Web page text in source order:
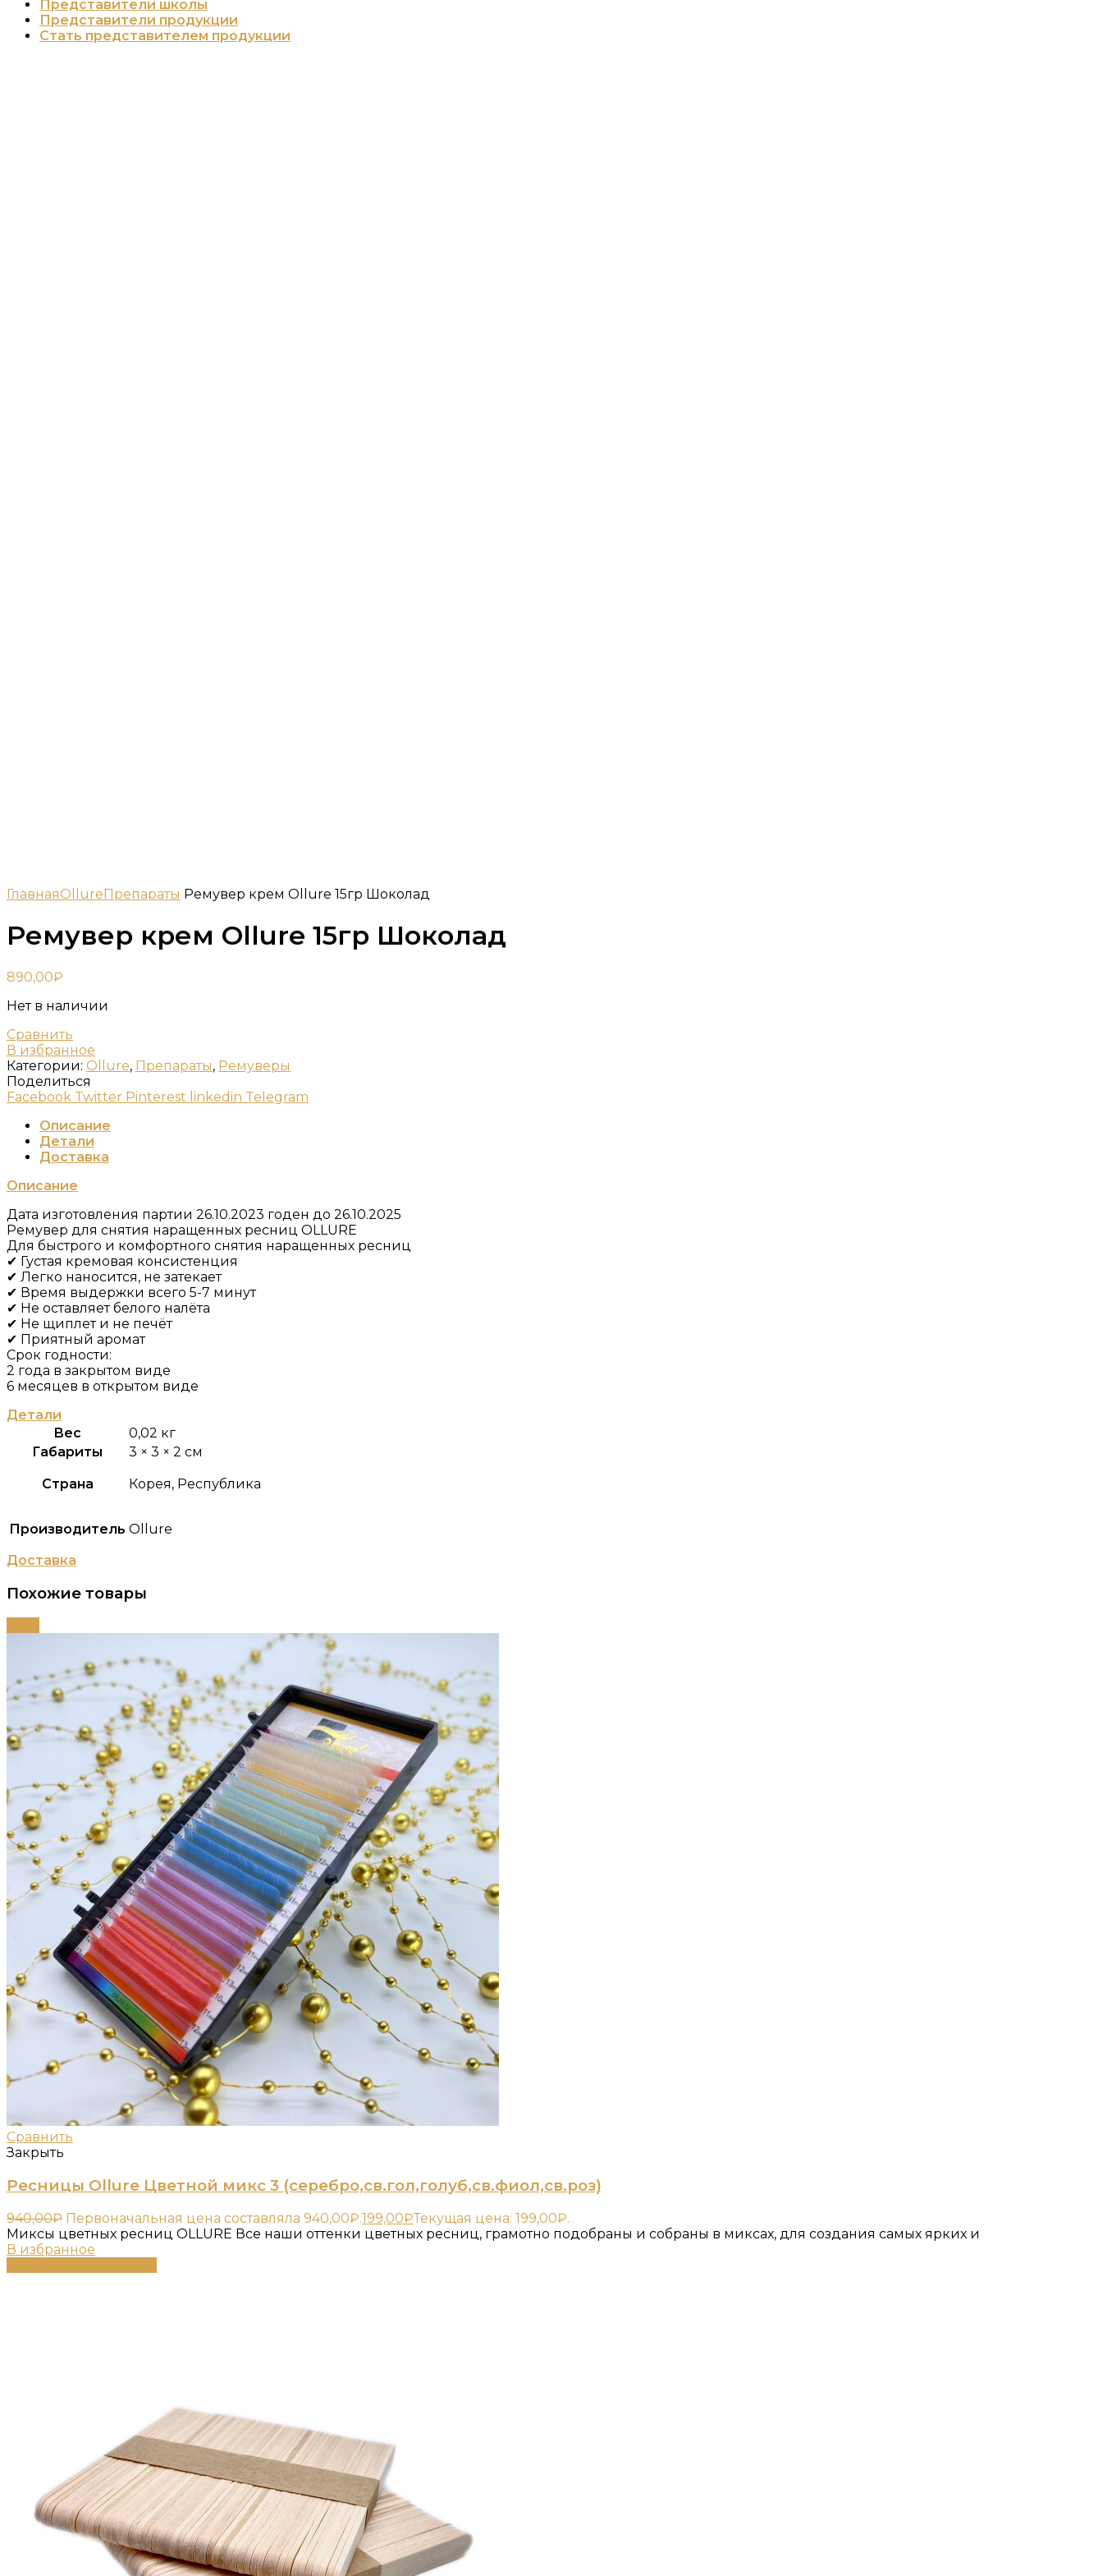
Представители школы
Представители продукции
Стать представителем продукции
ГлавнаяOllureПрепараты Ремувер крем Ollure 15гр Шоколад
Ремувер крем Ollure 15гр Шоколад
890,00₽
Нет в наличии
Сравнить
В избранное
Категории: Ollure, Препараты, Ремуверы
Поделиться
Facebook Twitter Pinterest linkedin Telegram
Описание
Детали
Доставка
Описание
Дата изготовления партии 26.10.2023 годен до 26.10.2025
Ремувер для снятия наращенных ресниц OLLURE
Для быстрого и комфортного снятия наращенных ресниц
✔ Густая кремовая консистенция
✔ Легко наносится, не затекает
✔ Время выдержки всего 5-7 минут
✔ Не оставляет белого налёта
✔ Не щиплет и не печёт
✔ Приятный аромат
Срок годности:
2 года в закрытом виде
6 месяцев в открытом виде
Детали
Вес
0,02 кг
Габариты
3 × 3 × 2 см
Страна Корея, Республика
Производитель Ollure
Доставка
Похожие товары
Сравнить
Закрыть
Ресницы Ollure Цветной микс 3 (серебро,св.гол,голуб,св.фиол,св.роз)
940,00₽ Первоначальная цена составляла 940,00₽.199,00₽Текущая цена: 199,00₽.
Миксы цветных ресниц OLLURE Все наши оттенки цветных ресниц, грамотно подобраны и собраны в миксах, для создания самых ярких и
В избранное